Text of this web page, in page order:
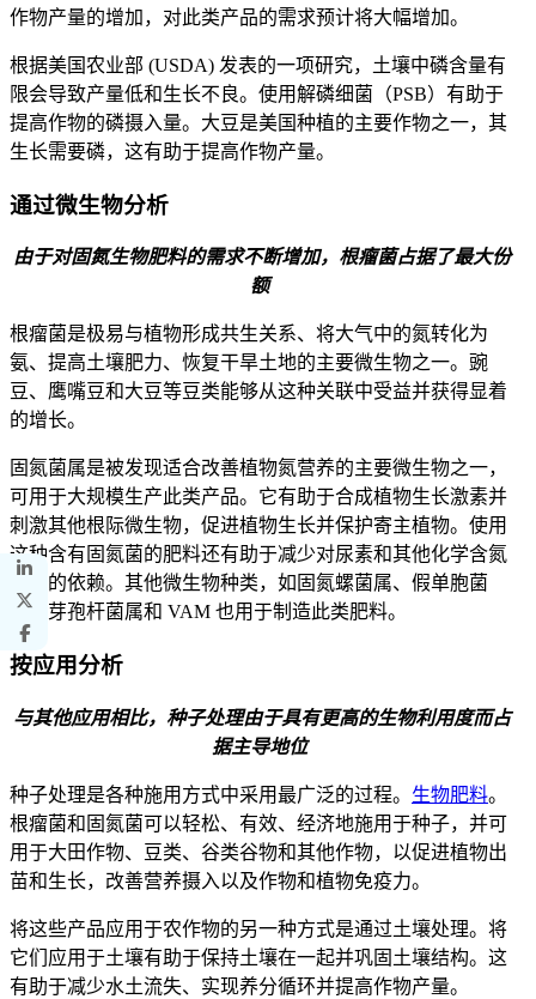
作物产量的增加，对此类产品的需求预计将大幅增加。
根据美国农业部 (USDA) 发表的一项研究，土壤中磷含量有
限会导致产量低和生长不良。使用解磷细菌（PSB）有助于
提高作物的磷摄入量。大豆是美国种植的主要作物之一，其
生长需要磷，这有助于提高作物产量。
通过微生物分析
由于对固氮生物肥料的需求不断增加，根瘤菌占据了最大份
额
根瘤菌是极易与植物形成共生关系、将大气中的氮转化为
氨、提高土壤肥力、恢复干旱土地的主要微生物之一。豌
豆、鹰嘴豆和大豆等豆类能够从这种关联中受益并获得显着
的增长。
固氮菌属是被发现适合改善植物氮营养的主要微生物之一，
可用于大规模生产此类产品。它有助于合成植物生长激素并
刺激其他根际微生物，促进植物生长并保护寄主植物。使用
这种含有固氮菌的肥料还有助于减少对尿素和其他化学含氮
肥料的依赖。其他微生物种类，如固氮螺菌属、假单胞菌
属、芽孢杆菌属和 VAM 也用于制造此类肥料。
按应用分析
与其他应用相比，种子处理由于具有更高的生物利用度而占
据主导地位
种子处理是各种施用方式中采用最广泛的过程。 生物肥料。
根瘤菌和固氮菌可以轻松、有效、经济地施用于种子，并可
用于大田作物、豆类、谷类谷物和其他作物，以促进植物出
苗和生长，改善营养摄入以及作物和植物免疫力。
将这些产品应用于农作物的另一种方式是通过土壤处理。将
它们应用于土壤有助于保持土壤在一起并巩固土壤结构。这
有助于减少水土流失、实现养分循环并提高作物产量。